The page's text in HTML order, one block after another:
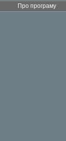
Про програму